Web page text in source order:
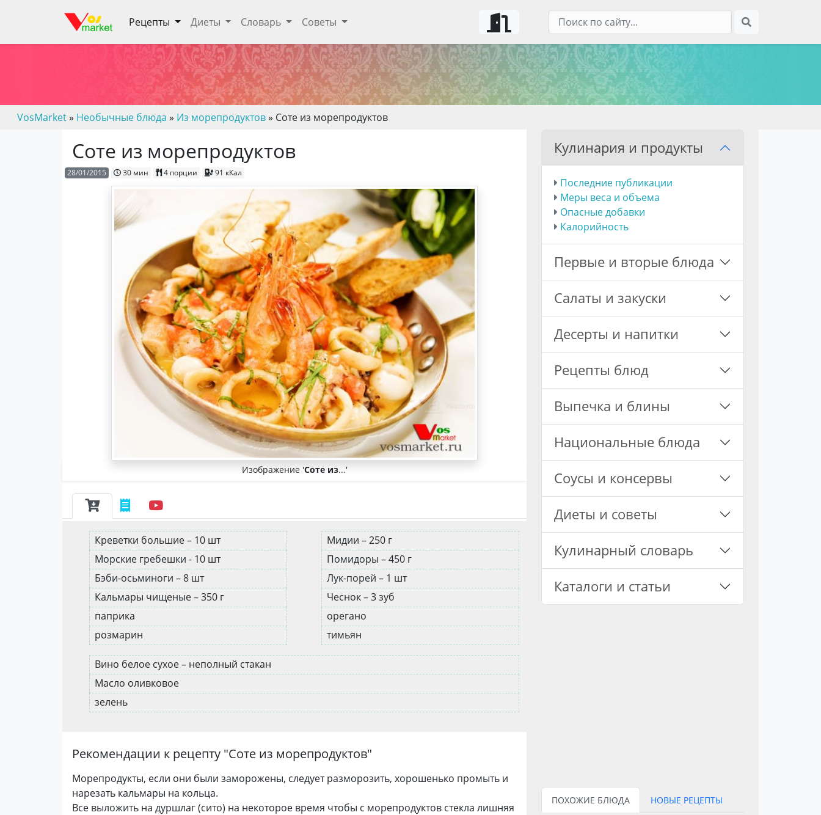
Рецепты Диеты Словарь Советы
VosMarket» Необычные блюда » Из морепродуктов» Соте из морепродуктов
Соте из морепродуктов
28/01/2015 30 мин 4 порции 91 кКал
Изображение 'Соте из...'
Креветки большие – 10 шт
Морские гребешки - 10 шт
Бэби-осьминоги – 8 шт
Кальмары чищеные – 350 г
паприка
розмарин
Мидии – 250 г
Помидоры – 450 г
Лук-порей – 1 шт
Чеснок – 3 зуб
орегано
тимьян
Вино белое сухое – неполный стакан
Масло оливковое
зелень
Рекомендации к рецепту "Соте из морепродуктов"
Морепродукты, если они были заморожены, следует разморозить, хорошенько промыть и
нарезать кальмары на кольца.
Все выложить на дуршлаг (сито) на некоторое время чтобы с морепродуктов стекла лишняя
Кулинария и продукты
Последние публикации
Меры веса и объема
Опасные добавки
Калорийность
Первые и вторые блюда
Салаты и закуски
Десерты и напитки
Рецепты блюд
Выпечка и блины
Национальные блюда
Соусы и консервы
Диеты и советы
Кулинарный словарь
Каталоги и статьи
ПОХОЖИЕ БЛЮДА НОВЫЕ РЕЦЕПТЫ